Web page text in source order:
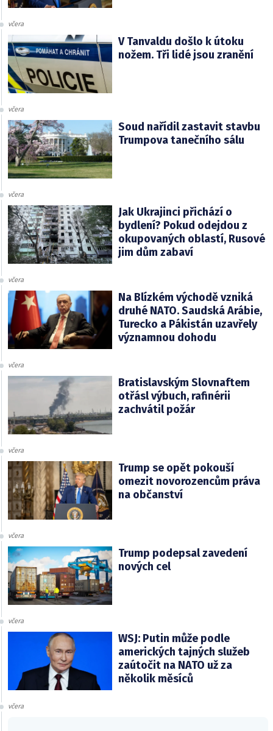
včera
V Tanvaldu došlo k útoku
nožem. Tři lidé jsou zranění
včera
Soud nařídil zastavit stavbu
Trumpova tanečního sálu
včera
Jak Ukrajinci přichází o
bydlení? Pokud odejdou z
okupovaných oblastí, Rusové
jim dům zabaví
včera
Na Blízkém východě vzniká
druhé NATO. Saudská Arábie,
Turecko a Pákistán uzavřely
významnou dohodu
včera
Bratislavským Slovnaftem
otřásl výbuch, rafinérii
zachvátil požár
včera
Trump se opět pokouší
omezit novorozencům práva
na občanství
včera
Trump podepsal zavedení
nových cel
včera
WSJ: Putin může podle
amerických tajných služeb
zaútočit na NATO už za
několik měsíců
včera